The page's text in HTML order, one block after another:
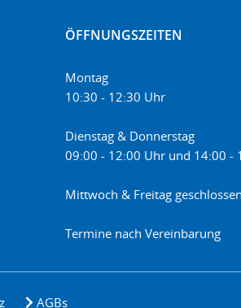
ÖFFNUNGSZEITEN
Montag
10:30 - 12:30 Uhr
Dienstag & Donnerstag
09:00 - 12:00 Uhr und 14:00 -
Mittwoch & Freitag geschlossen
Termine nach Vereinbarung
AGBs